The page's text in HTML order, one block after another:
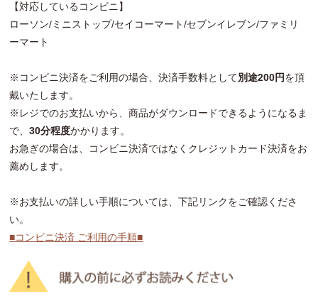
【対応しているコンビニ】
ローソン/ミニストップ/セイコーマート/セブンイレブン/ファミリ
ーマート
※コンビニ決済をご利用の場合、決済手数料として別途200円を頂
戴いたします。
※レジでのお支払いから、商品がダウンロードできるようになるま
で、30分程度かかります。
お急ぎの場合は、コンビニ決済ではなくクレジットカード決済をお
薦めします。
※お支払いの詳しい手順については、下記リンクをご確認くださ
い。
■コンビニ決済 ご利用の手順■